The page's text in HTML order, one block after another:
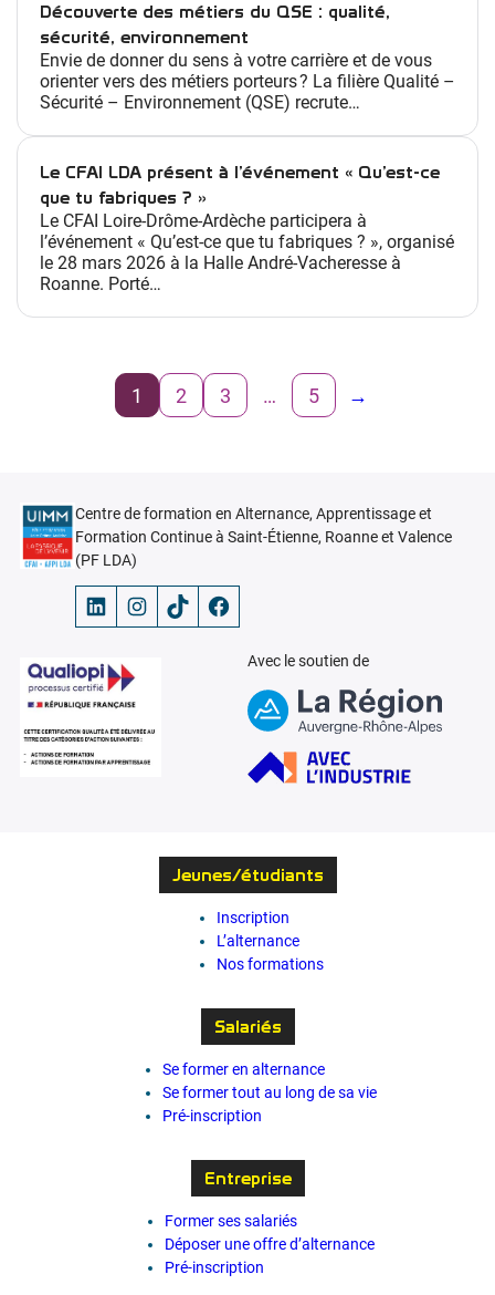
Découverte des métiers du QSE : qualité,
sécurité, environnement
Envie de donner du sens à votre carrière et de vous
orienter vers des métiers porteurs ? La filière Qualité –
Sécurité – Environnement (QSE) recrute…
Le CFAI LDA présent à l’événement « Qu’est-ce
que tu fabriques ? »
Le CFAI Loire-Drôme-Ardèche participera à
l’événement « Qu’est-ce que tu fabriques ? », organisé
le 28 mars 2026 à la Halle André-Vacheresse à
Roanne. Porté…
1 2 3 … 5 →
Centre de formation en Alternance, Apprentissage et
Formation Continue à Saint-Étienne, Roanne et Valence
(PF LDA)
LinkedIn Instagram TikTok Facebook
Avec le soutien de
Jeunes/étudiants
Inscription
L’alternance
Nos formations
Salariés
Se former en alternance
Se former tout au long de sa vie
Pré-inscription
Entreprise
Former ses salariés
Déposer une offre d’alternance
Pré-inscription